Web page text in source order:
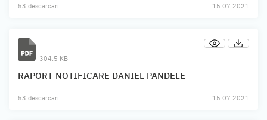
53 descarcari 15.07.2021
304.5 KB
RAPORT NOTIFICARE DANIEL PANDELE
53 descarcari 15.07.2021